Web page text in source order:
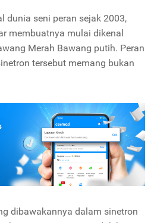
dunia seni peran sejak 2003,
membuatnya mulai dikenal
Merah Bawang putih. Peran
tersebut memang bukan
dibawakannya dalam sinetron